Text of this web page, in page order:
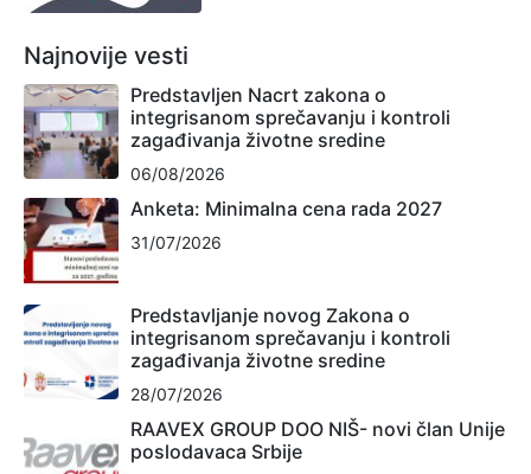
Najnovije vesti
Predstavljen Nacrt zakona o
integrisanom sprečavanju i kontroli
zagađivanja životne sredine
06/08/2026
Anketa: Minimalna cena rada 2027
31/07/2026
Predstavljanje novog Zakona o
integrisanom sprečavanju i kontroli
zagađivanja životne sredine
28/07/2026
RAAVEX GROUP DOO NIŠ- novi član Unije
poslodavaca Srbije